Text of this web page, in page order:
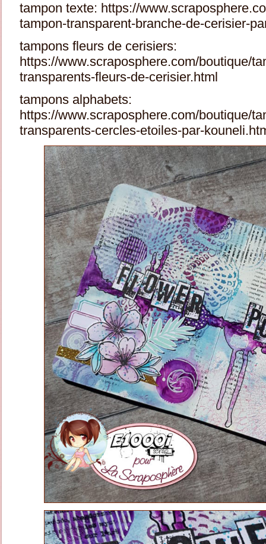
tampon texte: https://
tampon-transparent-branche-de-cerisier-
tampons fleurs de cerisiers:
https://www.scraposphere.com/boutique/
transparents-fleurs-de-cerisier.html
tampons alphabets:
https://www.scraposphere.com/boutique/
transparents-cercles-etoiles-par-